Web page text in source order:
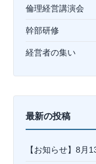
倫理経営講演会
幹部研修
経営者の集い
最新の投稿
【お知らせ】8月